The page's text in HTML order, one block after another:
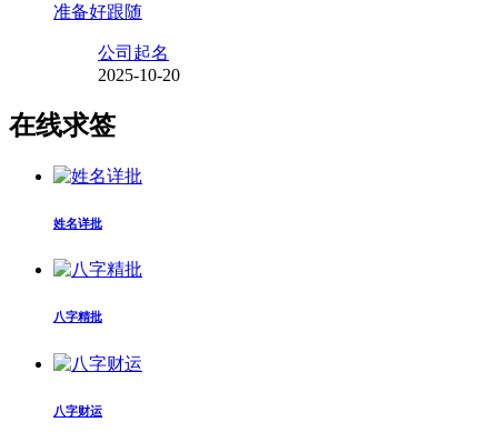
准备好跟随
公司起名
2025-10-20
在线求签
姓名详批
八字精批
八字财运